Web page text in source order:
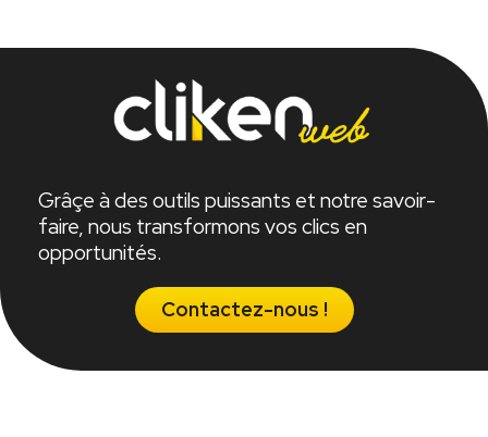
Grâçe à des outils puissants et notre savoir-
faire, nous transformons vos clics en
opportunités.
Contactez-nous !